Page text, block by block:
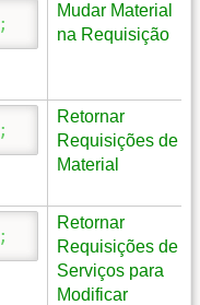
;
Mudar Material
na Requisição
;
Retornar
Requisições de
Material
;
Retornar
Requisições de
Serviços para
Modificar